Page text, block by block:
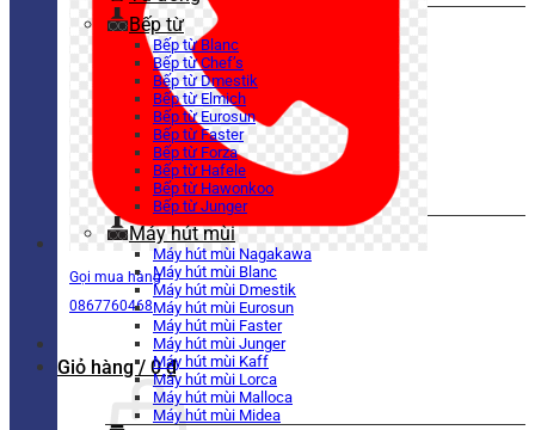
Gọi mua hàng
0867760468
Giỏ hàng / 0₫
Bếp từ
Bếp từ Blanc
Bếp từ Chef’s
Bếp từ Dmestik
Bếp từ Elmich
Bếp từ Eurosun
Bếp từ Faster
Bếp từ Forza
Bếp từ Hafele
Bếp từ Hawonkoo
Bếp từ Junger
Máy hút mùi
Máy hút mùi Nagakawa
Máy hút mùi Blanc
Máy hút mùi Dmestik
Máy hút mùi Eurosun
Máy hút mùi Faster
Máy hút mùi Junger
Máy hút mùi Kaff
Máy hút mùi Lorca
Máy hút mùi Malloca
Máy hút mùi Midea